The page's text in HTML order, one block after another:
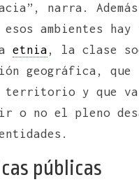
narra.
esos ambientes
etnia , la clase
geográfica, que
territorio y que
o no el pleno
públicas